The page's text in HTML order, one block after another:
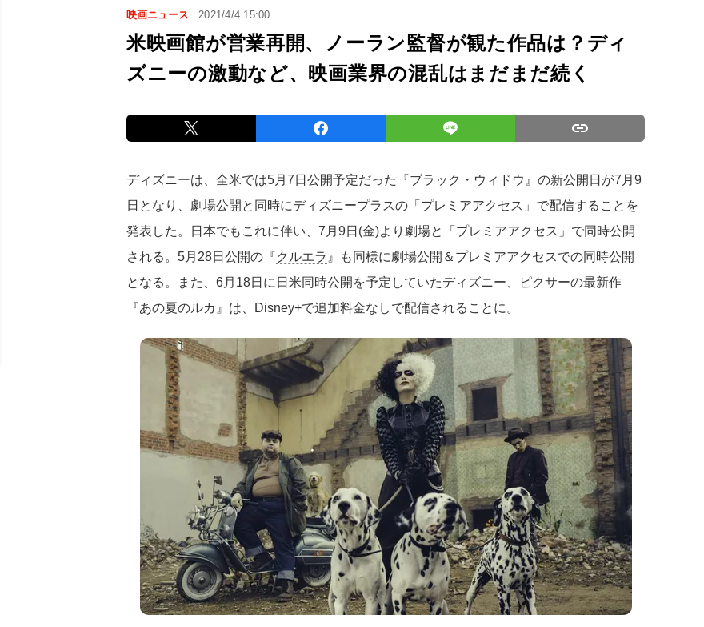
映画ニュース 2021/4/4 15:00
米映画館が営業再開、ノーラン監督が観た作品は？ディ
ズニーの激動など、映画業界の混乱はまだまだ続く
ディズニーは、全米では5月7日公開予定だった『ブラック・ウィドウ 』の新公開日が7月9
日となり、劇場公開と同時にディズニープラスの「プレミアアクセス」で配信することを
発表した。日本でもこれに伴い、7月9日(金)より劇場と「プレミアアクセス」で同時公開
される。5月28日公開の『クルエラ 』も同様に劇場公開＆プレミアアクセスでの同時公開
となる。また、6月18日に日米同時公開を予定していたディズニー、ピクサーの最新作
『あの夏のルカ』は、Disney+で追加料金なしで配信されることに。